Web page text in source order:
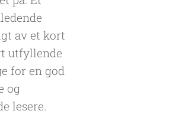
av et kort
utfyllende
for en god
og
lesere.